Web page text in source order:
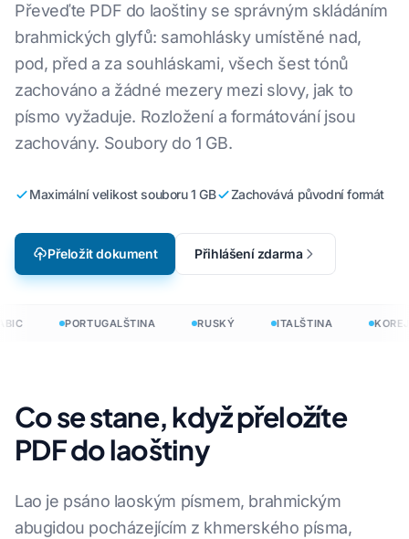
Převeďte PDF do laoštiny se správným skládáním
brahmických glyfů: samohlásky umístěné nad,
pod, před a za souhláskami, všech šest tónů
zachováno a žádné mezery mezi slovy, jak to
písmo vyžaduje. Rozložení a formátování jsou
zachovány. Soubory do 1 GB.
Maximální velikost souboru 1 GB Zachovává původní formát
Přeložit dokument Přihlášení zdarma
PORTUGALŠTINA RUSKÝ ITALŠTINA
Co se stane, když přeložíte
PDF do laoštiny
Lao je psáno laoským písmem, brahmickým
abugidou pocházejícím z khmerského písma,